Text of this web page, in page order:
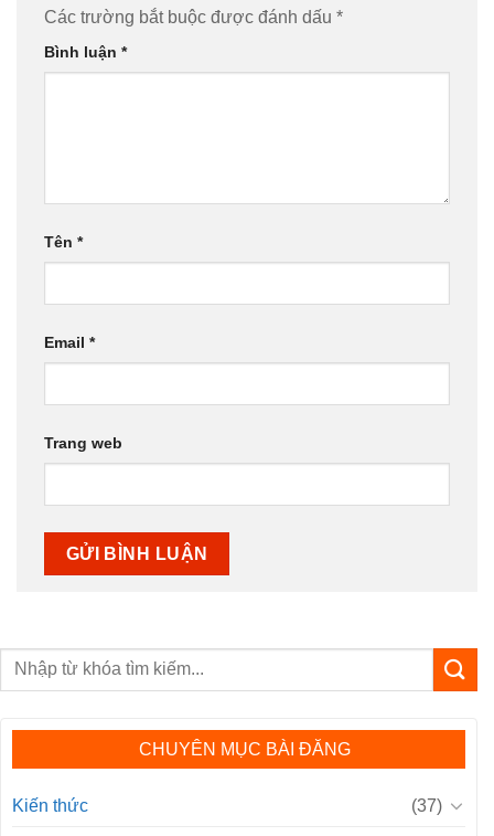
Các trường bắt buộc được đánh dấu *
Bình luận *
Tên *
Email *
Trang web
CHUYÊN MỤC BÀI ĐĂNG
Kiến thức (37)